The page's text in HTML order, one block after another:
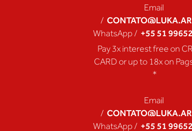
Email
/
WhatsApp / +55 51
Pay 3x interest free on
CARD or up to 18x on
*
Email
/
WhatsApp / +55 51